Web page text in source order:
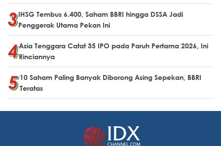
IHSG Tembus 6.400, Saham BBRI hingga DSSA Jadi
Penggerak Utama Pekan Ini
Asia Tenggara Catat 35 IPO pada Paruh Pertama 2026, Ini
Rinciannya
10 Saham Paling Banyak Diborong Asing Sepekan, BBRI
Teratas